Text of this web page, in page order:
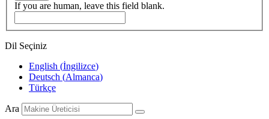
If you are human, leave this field blank.
Dil Seçiniz
English (İngilizce)
Deutsch (Almanca)
Türkçe
Ara